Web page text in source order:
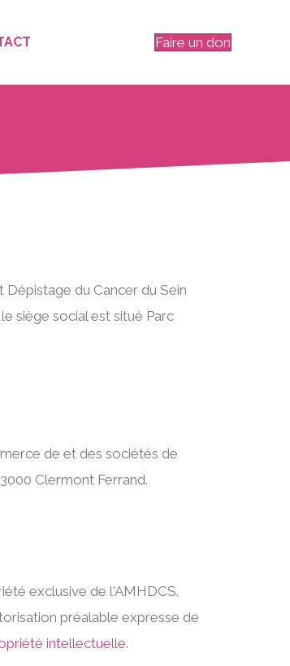
Faire un don
du Cancer du Sein
siège social est situé Parc
de et des sociétés de
Clermont Ferrand.
exclusive de l'AMHDCS.
préalable expresse de
intellectuelle.